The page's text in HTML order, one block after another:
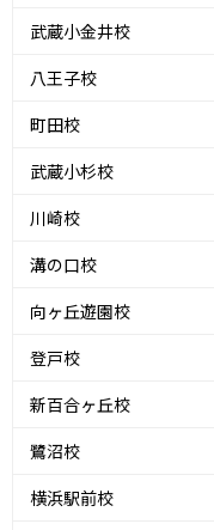
武蔵小金井校
八王子校
町田校
武蔵小杉校
川崎校
溝の口校
向ヶ丘遊園校
登戸校
新百合ヶ丘校
鷺沼校
横浜駅前校